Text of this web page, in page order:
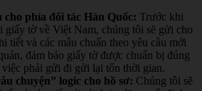
cho phía đối tác Hàn Quốc: Trước khi
giấy tờ về Việt Nam, chúng tôi sẽ gửi cho
tiết và các mẫu chuẩn theo yêu cầu mới
đảm bảo giấy tờ được chuẩn bị đúng
việc phải gửi đi gửi lại tốn thời gian.
chuyện” logic cho hồ sơ: Chúng tôi sẽ